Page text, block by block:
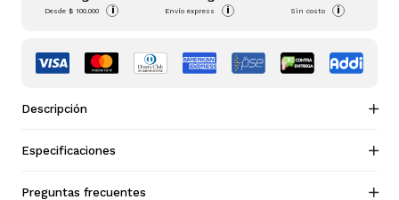
Desde$ 100.000 i Envío express i Sin costo i
Descripción
Especificaciones
Preguntas frecuentes